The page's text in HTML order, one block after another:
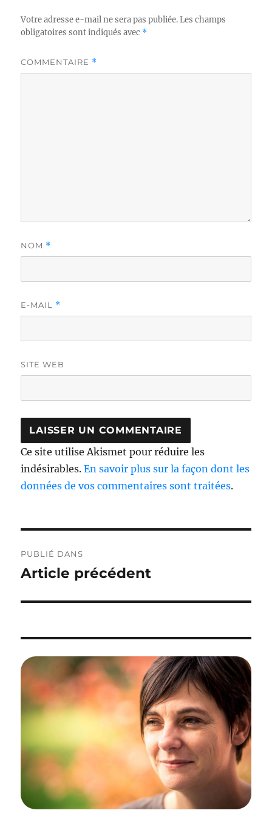
Votre adresse e-mail ne sera pas publiée. Les champs
obligatoires sont indiqués avec *
COMMENTAIRE *
NOM *
E-MAIL *
SITE WEB
Ce site utilise Akismet pour réduire les
indésirables.En savoir plus sur la façon dont les
données de vos commentaires sont traitées.
de
l’article
PUBLIÉ DANS
Article précédent